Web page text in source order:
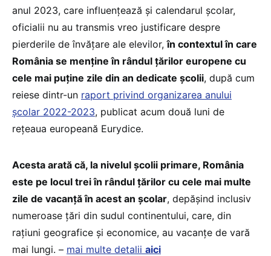
anul 2023, care influențează și calendarul școlar,
oficialii nu au transmis vreo justificare despre
pierderile de învățare ale elevilor,în contextul în care
România se menține în rândul țărilor europene cu
cele mai puține zile din an dedicate școlii, după cum
reiese dintr-un raport privind organizarea anului
școlar 2022-2023, publicat acum două luni de
rețeaua europeană Eurydice.
Acesta arată că, la nivelul școlii primare, România
este pe locul trei în rândul țărilor cu cele mai multe
zile de vacanță în acest an școlar, depășind inclusiv
numeroase țări din sudul continentului, care, din
rațiuni geografice și economice, au vacanțe de vară
mai lungi. – mai multe detalii aici